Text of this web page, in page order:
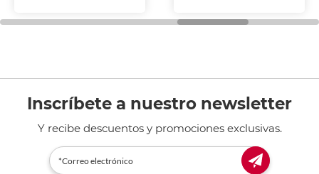
general de oficina.
Inscríbete a nuestro newsletter
Y recibe descuentos y promociones exclusivas.